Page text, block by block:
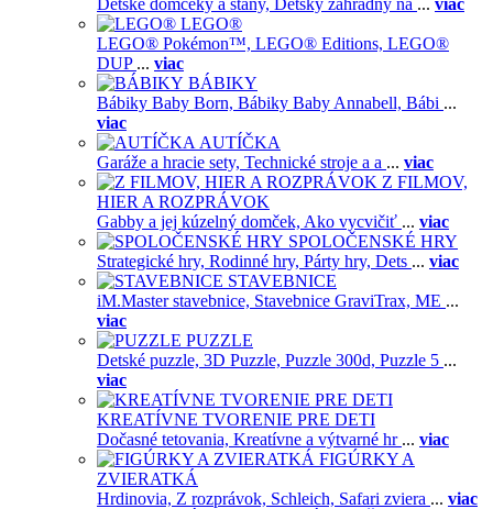
Detské domčeky a stany, Detský záhradný ná ... viac
LEGO®
LEGO® Pokémon™, LEGO® Editions, LEGO®
DUP ... viac
BÁBIKY
Bábiky Baby Born, Bábiky Baby Annabell, Bábi ...
viac
AUTÍČKA
Garáže a hracie sety, Technické stroje a a ... viac
Z FILMOV,
HIER A ROZPRÁVOK
Gabby a jej kúzelný domček, Ako vycvičiť ... viac
SPOLOČENSKÉ HRY
Strategické hry, Rodinné hry, Párty hry, Dets ... viac
STAVEBNICE
iM.Master stavebnice, Stavebnice GraviTrax, ME ...
viac
PUZZLE
Detské puzzle, 3D Puzzle, Puzzle 300d, Puzzle 5 ...
viac
KREATÍVNE TVORENIE PRE DETI
Dočasné tetovania, Kreatívne a výtvarné hr ... viac
FIGÚRKY A
ZVIERATKÁ
Hrdinovia, Z rozprávok, Schleich, Safari zviera ... viac